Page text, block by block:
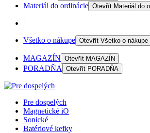
Materiál do ordinácie Otevřít Materiál do
|
Všetko o nákupe Otevřít Všetko o nákupe
MAGAZÍN Otevřít MAGAZÍN
PORADŇA Otevřít PORADŇA
Pre dospelých
Magnetické iO
Sonické
Batériové kefky